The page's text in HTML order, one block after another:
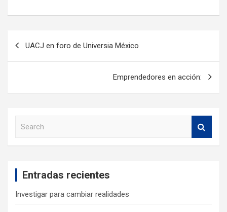
UACJ en foro de Universia México
Emprendedores en acción:
Entradas recientes
Investigar para cambiar realidades